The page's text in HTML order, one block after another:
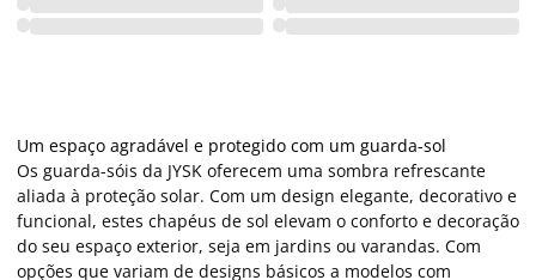
Um espaço agradável e protegido com um guarda-sol
Os guarda-sóis da JYSK oferecem uma sombra refrescante
aliada à proteção solar. Com um design elegante, decorativo e
funcional, estes chapéus de sol elevam o conforto e decoração
do seu espaço exterior, seja em jardins ou varandas. Com
opções que variam de designs básicos a modelos com